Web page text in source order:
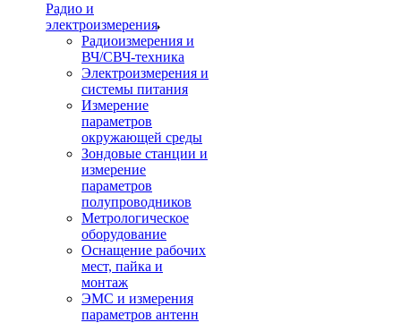
Радио и
электроизмерения
Радиоизмерения и
ВЧ/СВЧ-техника
Электроизмерения и
системы питания
Измерение
параметров
окружающей среды
Зондовые станции и
измерение
параметров
полупроводников
Метрологическое
оборудование
Оснащение рабочих
мест, пайка и
монтаж
ЭМС и измерения
параметров антенн